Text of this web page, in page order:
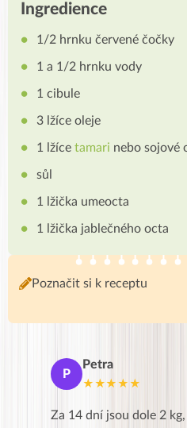
Ingredience
1/2 hrnku červené čočky
1 a 1/2 hrnku vody
1 cibule
3 lžíce oleje
1 lžíce tamari nebo sojové
sůl
1 lžička umeocta
1 lžička jablečného octa
Poznačit si k receptu
P
Petra
★★★★★
Za 14 dní jsou dole 2